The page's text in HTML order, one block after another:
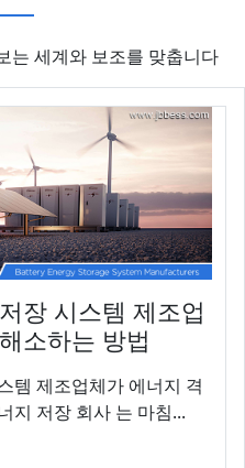
는 세계와 보조를 맞춥니다
장 시스템 제조업
소하는 방법
템 제조업체가 에너지 격
지 저장 회사 는 마침...